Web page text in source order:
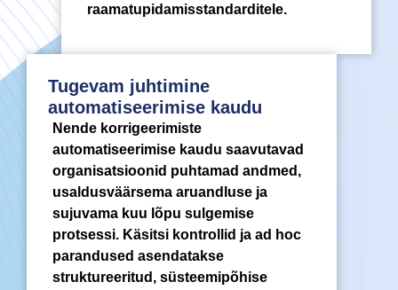
raamatupidamisstandarditele.
Tugevam juhtimine
automatiseerimise kaudu
Nende korrigeerimiste
automatiseerimise kaudu saavutavad
organisatsioonid puhtamad andmed,
usaldusväärsema aruandluse ja
sujuvama kuu lõpu sulgemise
protsessi. Käsitsi kontrollid ja ad hoc
parandused asendatakse
struktureeritud, süsteemipõhise